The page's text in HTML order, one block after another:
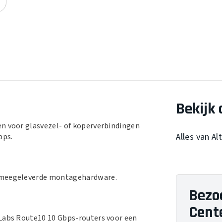
voor glasvezel- of koperverbindingen
montagehardware.
Route10 10 Gbps-routers voor een
Bekijk
Alles van